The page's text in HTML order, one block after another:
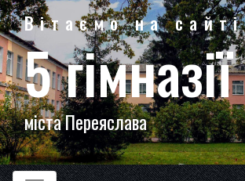
Вітаємо на сайті
5 гімназії
міста Переяслава